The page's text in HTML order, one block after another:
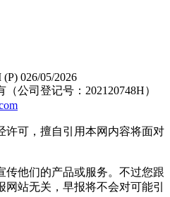
026/05/2026
公司登记号：202120748H）
许可，擅自引用本网内容将面对
传他们的产品或服务。不过您跟
站无关，早报将不会对可能引